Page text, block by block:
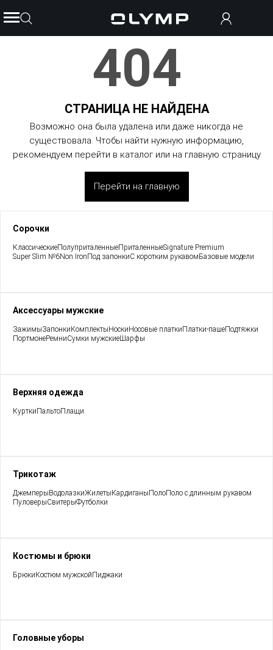
404
СТРАНИЦА НЕ НАЙДЕНА
Возможно она была удалена или даже никогда не
существовала. Чтобы найти нужную информацию,
рекомендуем перейти в каталог или на главную страницу
Перейти на главную
Сорочки
КлассическиеПолуприталенныеПриталенныеSignature Premium
Super Slim №6Non IronПод запонкиС коротким рукавомБазовые модели
Аксессуары мужские
ЗажимыЗапонкиКомплектыНоскиНосовые платкиПлатки-пашеПодтяжки
ПортмонеРемниСумки мужскиеШарфы
Верхняя одежда
КурткиПальтоПлащи
Трикотаж
ДжемперыВодолазкиЖилетыКардиганыПолоПоло с длинным рукавом
ПуловерыСвитерыФутболки
Костюмы и брюки
БрюкиКостюм мужскойПиджаки
Головные уборы